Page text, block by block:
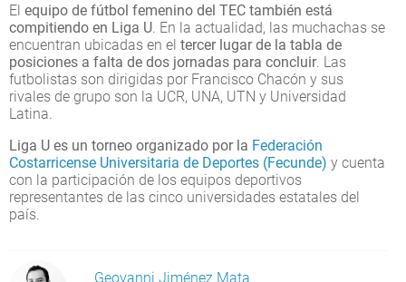
El equipo de fútbol femenino del TEC también está
compitiendo en Liga U. En la actualidad, las muchachas se
encuentran ubicadas en el tercer lugar de la tabla de
posiciones a falta de dos jornadas para concluir. Las
futbolistas son dirigidas por Francisco Chacón y sus
rivales de grupo son la UCR, UNA, UTN y Universidad
Latina.
Liga U es un torneo organizado por la Federación
Costarricense Universitaria de Deportes (Fecunde) y cuenta
con la participación de los equipos deportivos
representantes de las cinco universidades estatales del
país.
Geovanni Jiménez Mata